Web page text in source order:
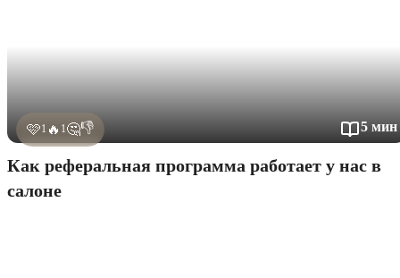
Как реферальная программа работает у нас в
салоне
🩷1 🔥 1🤔👎 5 мин